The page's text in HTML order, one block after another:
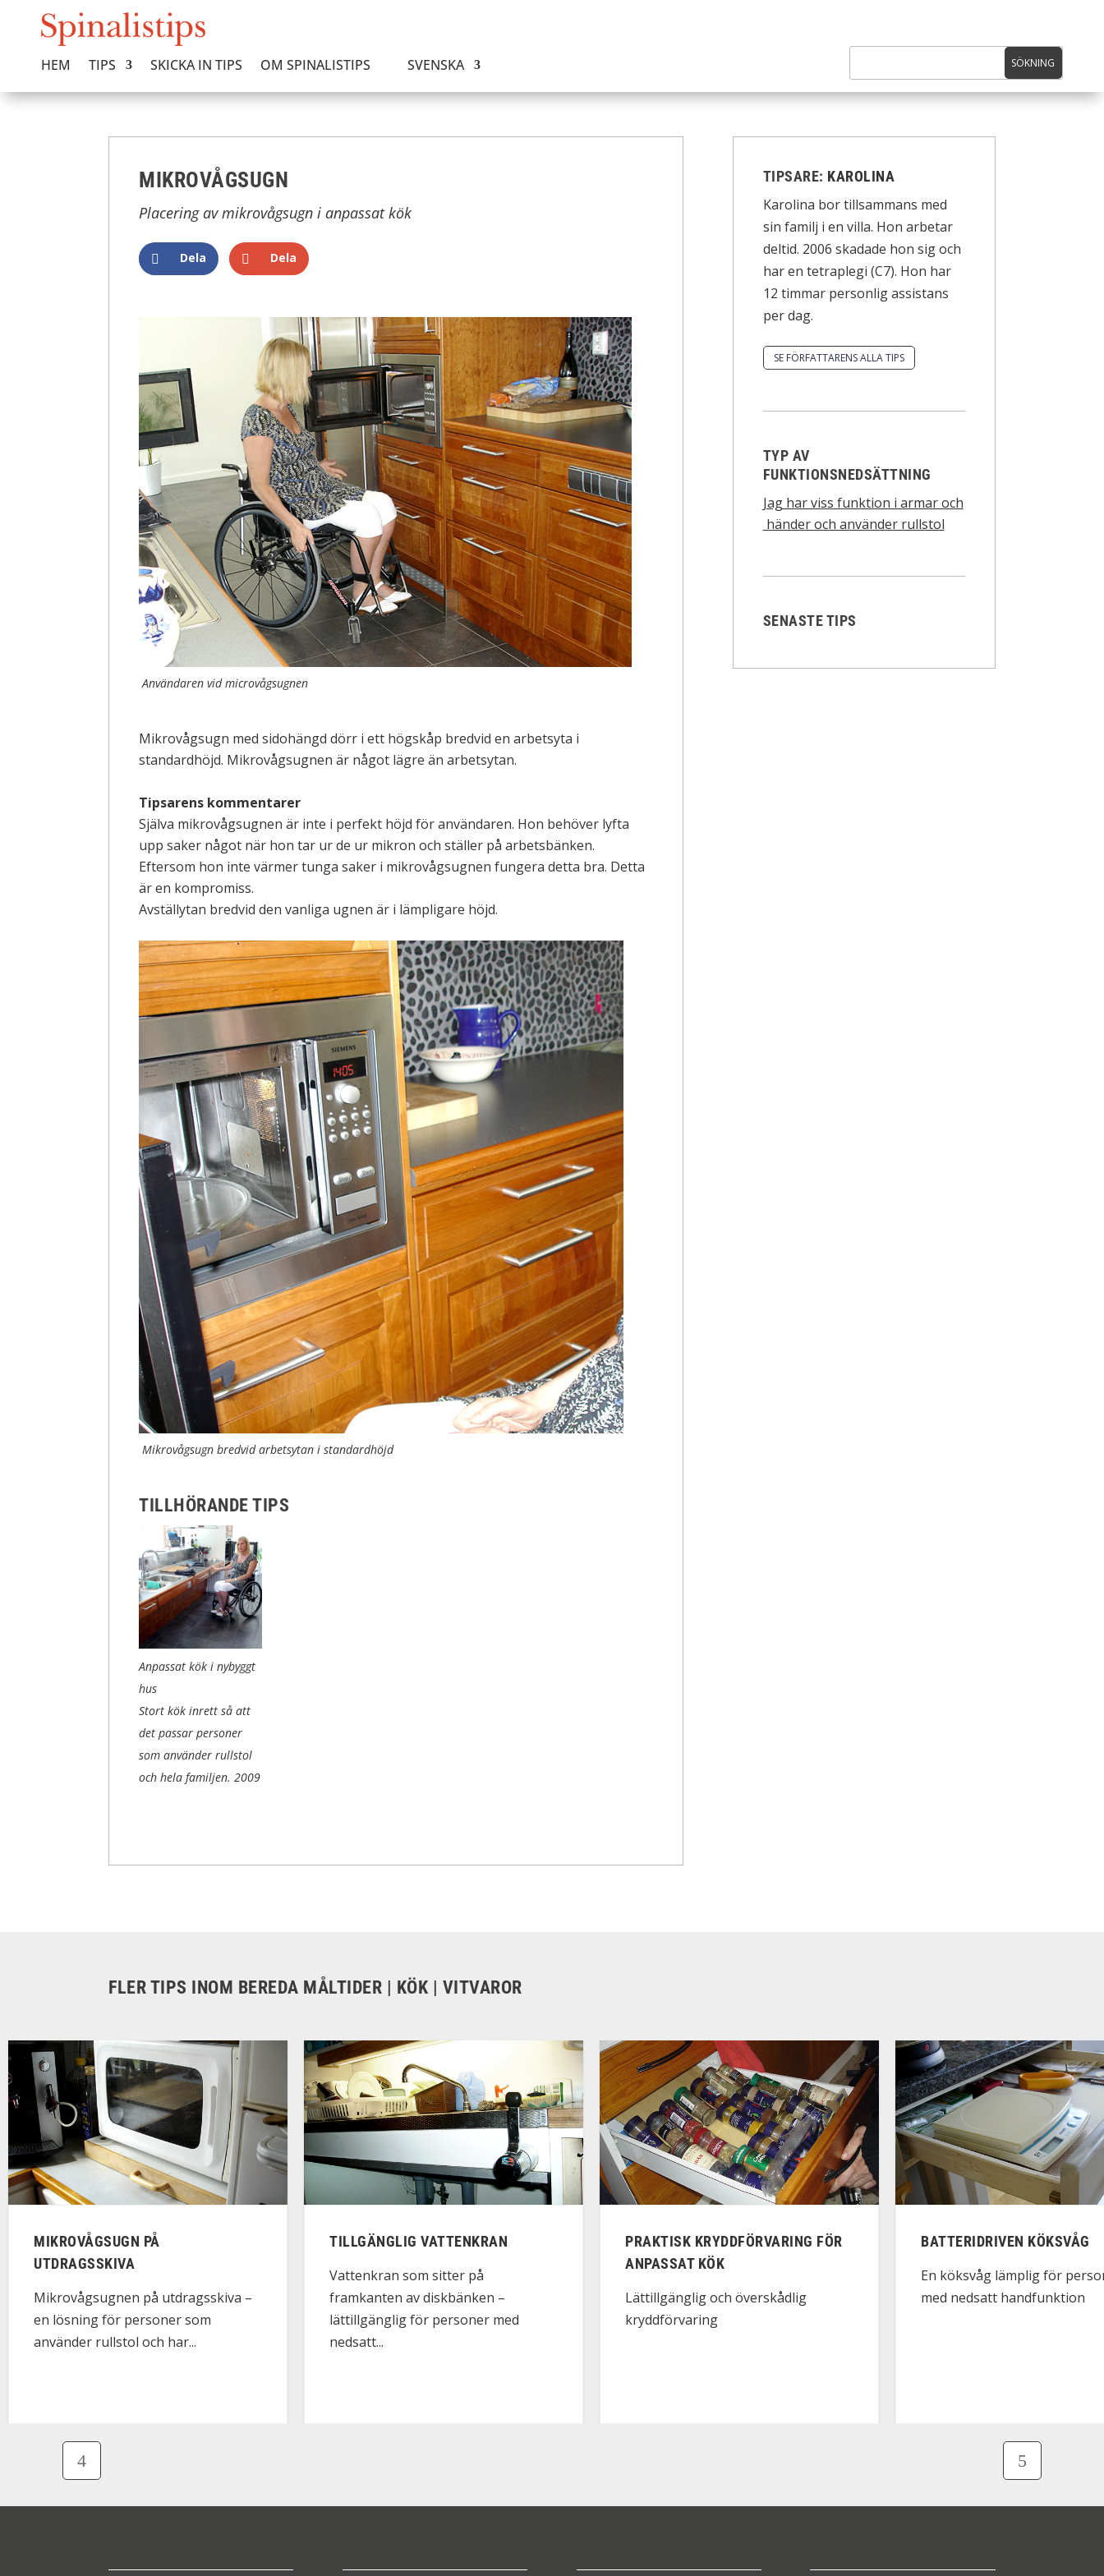
HEM TIPS SKICKA IN TIPS OM SPINALISTIPS SVENSKA
MIKROVÅGSUGN
Placering av mikrovågsugn i anpassat kök
Dela Dela
Användaren vid microvågsugnen
Mikrovågsugn med sidohängd dörr i ett högskåp bredvid en arbetsyta i
standardhöjd. Mikrovågsugnen är något lägre än arbetsytan.
Tipsarens kommentarer
Själva mikrovågsugnen är inte i perfekt höjd för användaren. Hon behöver lyfta
upp saker något när hon tar ur de ur mikron och ställer på arbetsbänken.
Eftersom hon inte värmer tunga saker i mikrovågsugnen fungera detta bra. Detta
är en kompromiss.
Avställytan bredvid den vanliga ugnen är i lämpligare höjd.
Mikrovågsugn bredvid arbetsytan i standardhöjd
TILLHÖRANDE TIPS
Anpassat kök i nybyggt
hus
Stort kök inrett så att
det passar personer
som använder rullstol
och hela familjen. 2009
TIPSARE: KAROLINA
Karolina bor tillsammans med
sin familj i en villa. Hon arbetar
deltid. 2006 skadade hon sig och
har en tetraplegi (C7). Hon har
12 timmar personlig assistans
per dag.
SE FÖRFATTARENS ALLA TIPS
TYP AV
FUNKTIONSNEDSÄTTNING
Jag har viss funktion i armar och
händer och använder rullstol
SENASTE TIPS
FLER TIPS INOM BEREDA MÅLTIDER | KÖK | VITVAROR
MIKROVÅGSUGN PÅ
UTDRAGSSKIVA
Mikrovågsugnen på utdragsskiva –
en lösning för personer som
använder rullstol och har...
TILLGÄNGLIG VATTENKRAN
Vattenkran som sitter på
framkanten av diskbänken –
lättillgänglig för personer med
nedsatt...
PRAKTISK KRYDDFÖRVARING FÖR
ANPASSAT KÖK
Lättillgänglig och överskådlig
kryddförvaring
BATTERIDRIVEN KÖKSVÅG
En köksvåg lämplig för
med nedsatt handfunktion